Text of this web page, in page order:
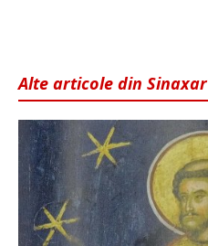
Alte articole din Sinaxar